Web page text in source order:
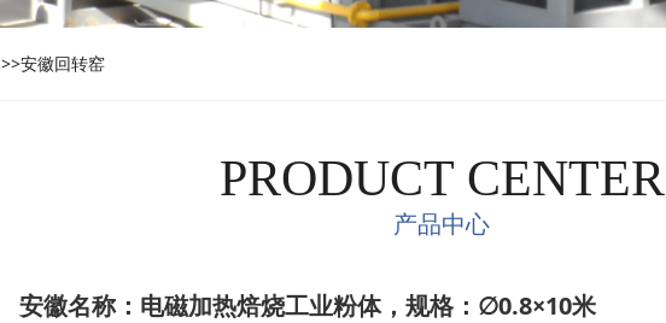
>>安徽回转窑
PRODUCT CENTER
产品中心
安徽名称：电磁加热焙烧工业粉体，规格：∅0.8×10米